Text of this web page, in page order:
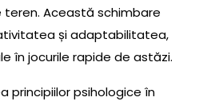
teren. Această schimbare
și adaptabilitatea,
în jocurile rapide de astăzi.
principiilor psihologice în